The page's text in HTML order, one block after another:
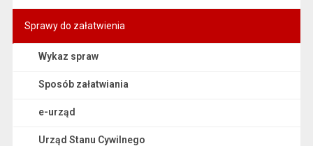
Sprawy do załatwienia
Wykaz spraw
Sposób załatwiania
e-urząd
Urząd Stanu Cywilnego